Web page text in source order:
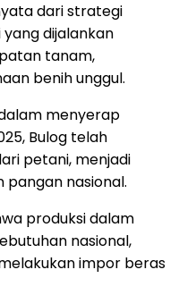
dari strategi
dijalankan
tanam,
benih unggul.
menyerap
Bulog telah
petani, menjadi
nasional.
produksi dalam
nasional,
impor beras